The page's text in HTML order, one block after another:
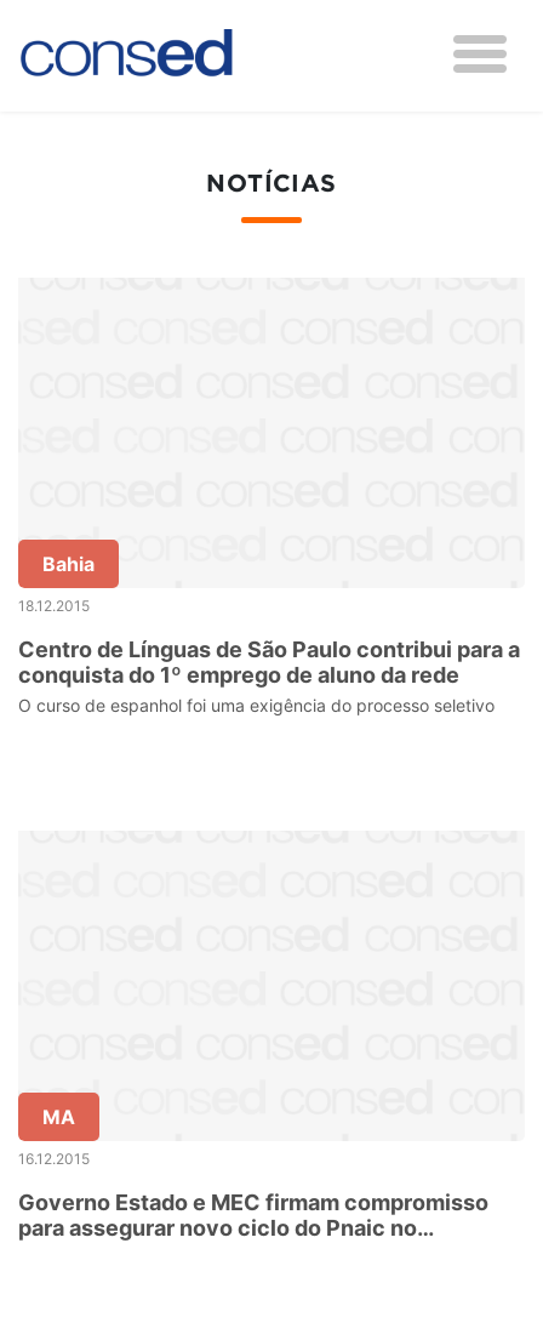
NOTÍCIAS
Bahia
18.12.2015
Centro de Línguas de São Paulo contribui para a
conquista do 1º emprego de aluno da rede
O curso de espanhol foi uma exigência do processo seletivo
MA
16.12.2015
Governo Estado e MEC firmam compromisso
para assegurar novo ciclo do Pnaic no